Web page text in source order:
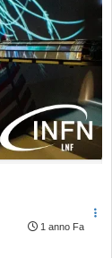
1 anno Fa